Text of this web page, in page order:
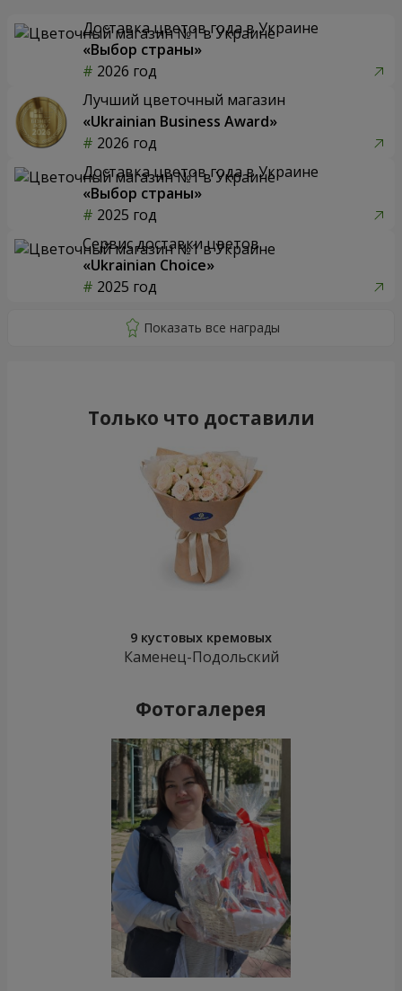
Доставка цветов года в Украине
«Выбор страны»
2026 год
Лучший цветочный магазин
«Ukrainian Business Award»
2026 год
Доставка цветов года в Украине
«Выбор страны»
2025 год
Сервис доставки цветов
«Ukrainian Choice»
2025 год
Только что доставили
9 кустовых кремовых
Каменец-Подольский
Фотогалерея